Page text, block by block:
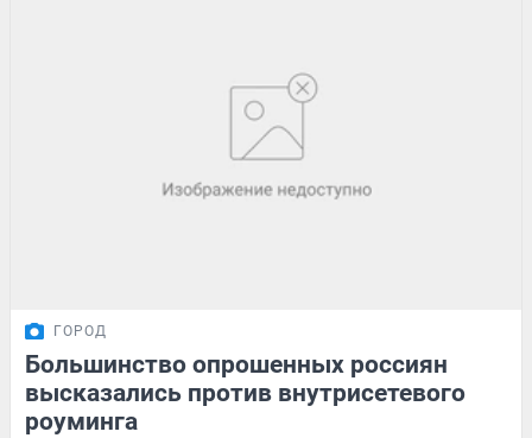
ГОРОД
Большинство опрошенных россиян
высказались против внутрисетевого
роуминга